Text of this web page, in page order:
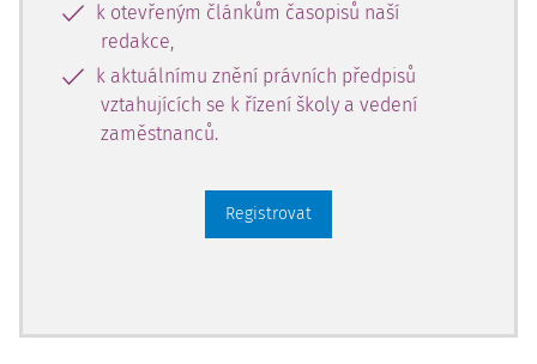
k otevřeným článkům časopisů naší
redakce,
k aktuálnímu znění právních předpisů
vztahujících se k řízení školy a vedení
zaměstnanců.
Registrovat